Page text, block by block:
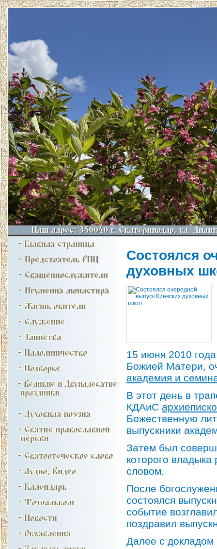
Состоялся
духовных
15 июня 2010
Божией Матери,
академия и
В этот день в
КДАиС
Божественную
выпускники
Затем был
которого владыка
словом.
После
состоялся
событие
поздравил
Далее с докладом